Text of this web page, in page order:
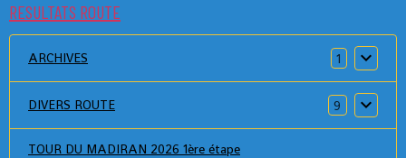
RESULTATS ROUTE
ARCHIVES 1
DIVERS ROUTE 9
TOUR DU MADIRAN 2026 1ère étape